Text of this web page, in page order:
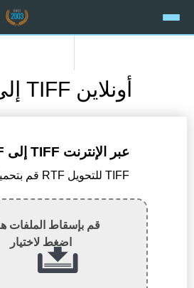
تحويل RTF إلى TIFF أونلاين
تحويل RTF إلى TIFF عبر الإنترنت
1) قم بتحميل ملف RTF للتحويل TIFF
قم بإسقاط الملفات
اضغط لاختيار